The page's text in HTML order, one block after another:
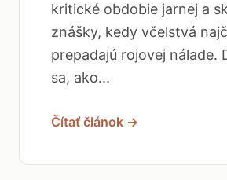
kritické obdobie jarnej a
znášky, kedy včelstvá
prepadajú rojovej nálade.
sa, ako...
Čítať článok →